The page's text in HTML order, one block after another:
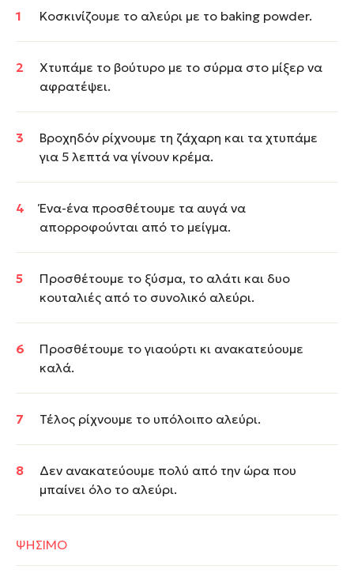
Κοσκινίζουμε το αλεύρι με το baking powder.
Χτυπάμε το βούτυρο με το σύρμα στο μίξερ να
αφρατέψει.
Βροχηδόν ρίχνουμε τη ζάχαρη και τα χτυπάμε
για 5 λεπτά να γίνουν κρέμα.
Ένα-ένα προσθέτουμε τα αυγά να
απορροφούνται από το μείγμα.
Προσθέτουμε το ξύσμα, το αλάτι και δυο
κουταλιές από το συνολικό αλεύρι.
Προσθέτουμε το γιαούρτι κι ανακατεύουμε
καλά.
Τέλος ρίχνουμε το υπόλοιπο αλεύρι.
Δεν ανακατεύουμε πολύ από την ώρα που
μπαίνει όλο το αλεύρι.
ΨΗΣΙΜΟ